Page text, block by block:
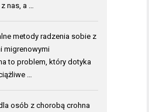
nas, a …
metody radzenia sobie z
migrenowymi
to problem, który dotyka
…
osób z chorobą crohna